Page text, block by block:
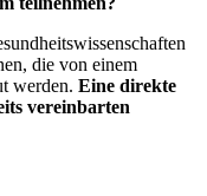
die von einem
werden. Eine direkte
vereinbarten